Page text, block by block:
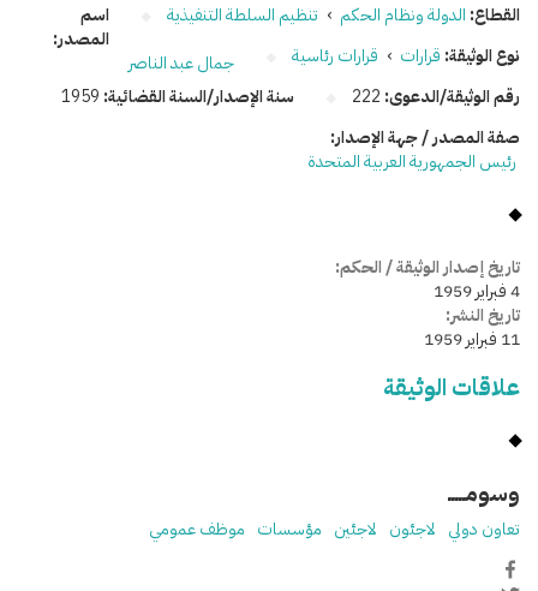
القطاع: الدولة ونظام الحكم › تنظيم السلطة التنفيذية
نوع الوثيقة: قرارات › قرارات رئاسية
رقم الوثيقة/الدعوى: 222 سنة الإصدار/السنة القضائية: 1959
اسم
المصدر:
جمال عبد الناصر
صفة المصدر / جهة الإصدار:
رئيس الجمهورية العربية المتحدة
تاريخ إصدار الوثيقة / الحكم:
4 فبراير 1959
تاريخ النشر:
11 فبراير 1959
علاقات الوثيقة
وسومـــــ
تعاون دولي لاجئون لاجئين مؤسسات موظف عمومي